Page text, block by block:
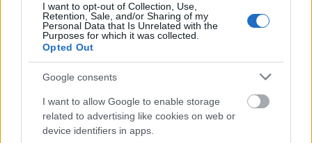
I want to opt-out of Collection, Use,
Retention, Sale, and/or Sharing of my
Personal Data that Is Unrelated with the
Purposes for which it was collected.
Opted Out
Google consents
I want to allow Google to enable storage
related to advertising like cookies on web or
device identifiers in apps.
«κίτρινα» και «κόκκινα» σπίτια για τις
αποζημιώσεις
Ποια είναι η (κυβερνητική) λίστα με τα μεγάλα
οδικά έργα και τα εκτιμώμενα
χρονοδιαγράμματα